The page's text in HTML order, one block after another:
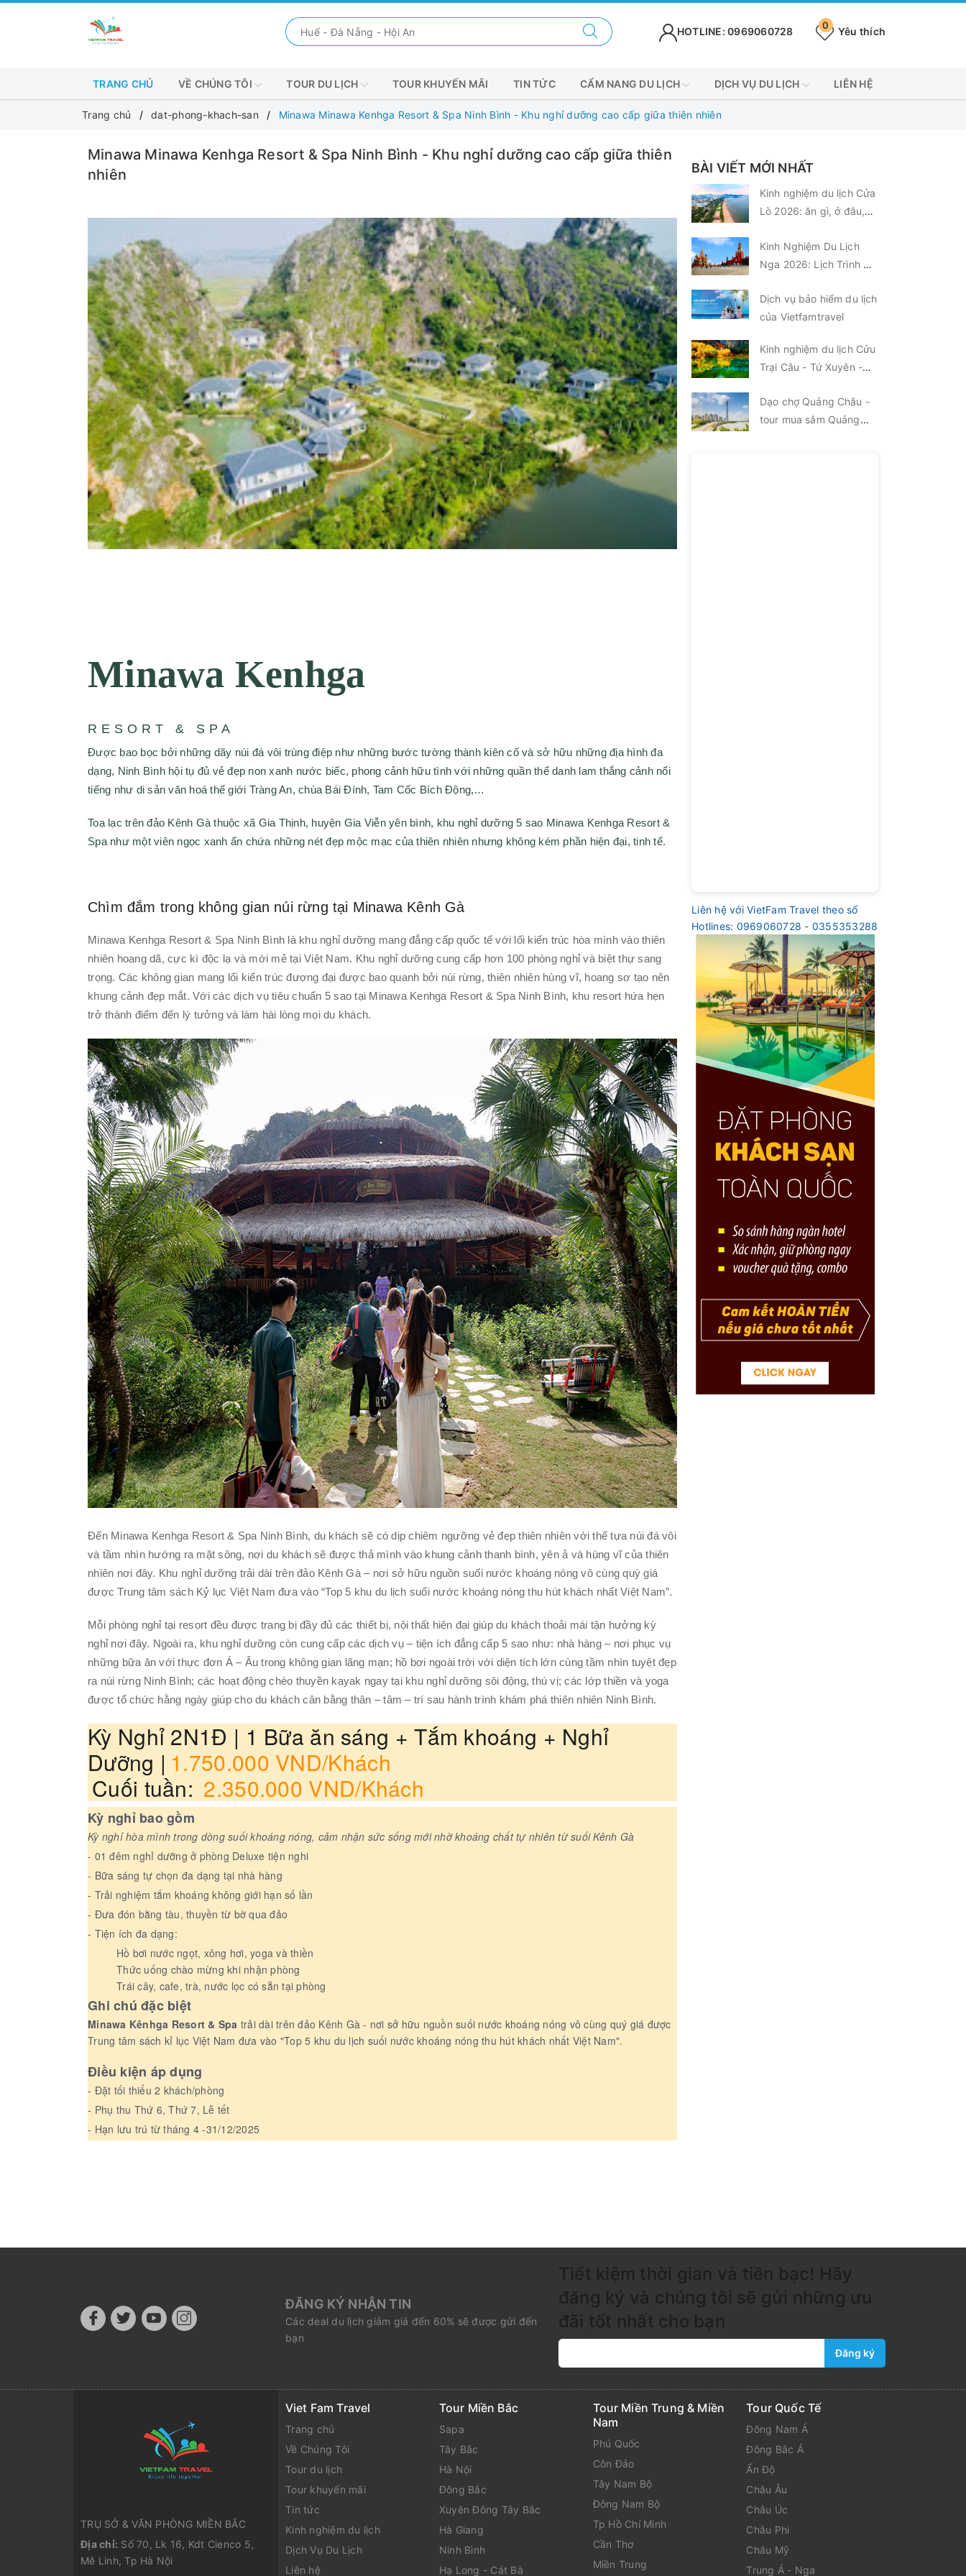
Yêu thích
0
HOTLINE: 0969060728
TRANG CHỦ VỀ CHÚNG TÔI TOUR DU LỊCH TOUR KHUYẾN MÃI TIN TỨC CẨM NANG DU LỊCH DỊCH VỤ DU LỊCH LIÊN HỆ
Trang chủ dat-phong-khach-san Minawa Minawa Kenhga Resort & Spa Ninh Bình - Khu nghỉ dưỡng cao cấp giữa thiên nhiên
Minawa Minawa Kenhga Resort & Spa Ninh Bình - Khu nghỉ dưỡng cao cấp giữa thiên
nhiên
Minawa Kenhga
RESORT & SPA
Được bao bọc bởi những dãy núi đá vôi trùng điệp như những bước tường thành kiên cố và sở hữu những địa hình đa
dạng, Ninh Bình hội tụ đủ vẻ đẹp non xanh nước biếc, phong cảnh hữu tình với những quần thể danh lam thắng cảnh nổi
tiếng như di sản văn hoá thế giới Tràng An, chùa Bái Đính, Tam Cốc Bích Động,…
Toạ lạc trên đảo Kênh Gà thuộc xã Gia Thịnh, huyện Gia Viễn yên bình, khu nghỉ dưỡng 5 sao Minawa Kenhga Resort &
Spa như một viên ngọc xanh ẩn chứa những nét đẹp mộc mạc của thiên nhiên nhưng không kém phần hiện đại, tinh tế.
Chìm đắm trong không gian núi rừng tại Minawa Kênh Gà
Minawa Kenhga Resort & Spa Ninh Bình là khu nghỉ dưỡng mang đẳng cấp quốc tế với lối kiến trúc hòa mình vào thiên
nhiên hoang dã, cực kì độc lạ và mới mẻ tại Việt Nam. Khu nghỉ dưỡng cung cấp hơn 100 phòng nghỉ và biệt thự sang
trọng. Các không gian mang lối kiến trúc đương đại được bao quanh bởi núi rừng, thiên nhiên hùng vĩ, hoang sơ tạo nên
khung cảnh đẹp mắt. Với các dịch vụ tiêu chuẩn 5 sao tại Minawa Kenhga Resort & Spa Ninh Bình, khu resort hứa hẹn
trở thành điểm đến lý tưởng và làm hài lòng mọi du khách.
Đến Minawa Kenhga Resort & Spa Ninh Bình, du khách sẽ có dịp chiêm ngưỡng vẻ đẹp thiên nhiên với thế tựa núi đá vôi
và tầm nhìn hướng ra mặt sông, nơi du khách sẽ được thả mình vào khung cảnh thanh bình, yên ả và hùng vĩ của thiên
nhiên nơi đây. Khu nghỉ dưỡng trải dài trên đảo Kênh Gà – nơi sở hữu nguồn suối nước khoáng nóng vô cùng quý giá
được Trung tâm sách Kỷ lục Việt Nam đưa vào “Top 5 khu du lịch suối nước khoáng nóng thu hút khách nhất Việt Nam”.
Mỗi phòng nghỉ tại resort đều được trang bị đầy đủ các thiết bị, nội thất hiện đại giúp du khách thoải mái tận hưởng kỳ
nghỉ nơi đây. Ngoài ra, khu nghỉ dưỡng còn cung cấp các dịch vụ – tiện ích đẳng cấp 5 sao như: nhà hàng – nơi phục vụ
những bữa ăn với thực đơn Á – Âu trong không gian lãng mạn; hồ bơi ngoài trời với diện tích lớn cùng tầm nhìn tuyệt đẹp
ra núi rừng Ninh Bình; các hoạt động chèo thuyền kayak ngay tại khu nghỉ dưỡng sôi động, thú vị; các lớp thiền và yoga
được tổ chức hằng ngày giúp cho du khách cân bằng thân – tâm – trí sau hành trình khám phá thiên nhiên Ninh Bình.
Kỳ Nghỉ 2N1Đ | 1 Bữa ăn sáng + Tắm khoáng + Nghỉ
Dưỡng | 1.750.000 VND/Khách
Cuối tuần: 2.350.000 VND/Khách
Kỳ nghỉ bao gồm
Kỳ nghỉ hòa mình trong dòng suối khoáng nóng, cảm nhận sức sống mới nhờ khoáng chất tự nhiên từ suối Kênh Gà
- 01 đêm nghỉ dưỡng ở phòng Deluxe tiện nghi
- Bữa sáng tự chọn đa dạng tại nhà hàng
- Trải nghiệm tắm khoáng không giới hạn số lần
- Đưa đón bằng tàu, thuyền từ bờ qua đảo
- Tiện ích đa dạng:
Hồ bơi nước ngọt, xông hơi, yoga và thiền
Thức uống chào mừng khi nhận phòng
Trái cây, cafe, trà, nước lọc có sẵn tại phòng
Ghi chú đặc biệt
Minawa Kênhga Resort & Spa trải dài trên đảo Kênh Gà - nơi sở hữu nguồn suối nước khoáng nóng vô cùng quý giá được
Trung tâm sách kỉ lục Việt Nam đưa vào "Top 5 khu du lịch suối nước khoáng nóng thu hút khách nhất Việt Nam".
Điều kiện áp dụng
- Đặt tối thiểu 2 khách/phòng
- Phụ thu Thứ 6, Thứ 7, Lễ tết
- Hạn lưu trú từ tháng 4 -31/12/2025
BÀI VIẾT MỚI NHẤT
Kinh nghiệm du lịch Cửa
Lò 2026: ăn gì, ở đâu,
Kinh Nghiệm Du Lịch
Nga 2026: Lịch Trình &
Dịch vụ bảo hiểm du lịch
của Vietfamtravel
Kinh nghiệm du lịch Cửu
Trại Câu - Tứ Xuyên -
Dạo chợ Quảng Châu -
tour mua sắm Quảng
Liên hệ với VietFam Travel theo số
Hotlines: 0969060728 - 0355353288
ĐĂNG KÝ NHẬN TIN
Các deal du lịch giảm giá đến 60% sẽ được gửi đến
bạn
Tiết kiệm thời gian và tiền bạc! Hãy
đăng ký và chúng tôi sẽ gửi những ưu
đãi tốt nhất cho bạn
Đăng ký
TRỤ SỞ & VĂN PHÒNG MIỀN BẮC
Địa chỉ: Số 70, Lk 16, Kdt Cienco 5,
Mê Linh, Tp Hà Nội
Viet Fam Travel
Trang chủ
Về Chúng Tôi
Tour du lịch
Tour khuyến mãi
Tin tức
Kinh nghiệm du lịch
Dịch Vụ Du Lịch
Liên hệ
Tour Miền Bắc
Sapa
Tây Bắc
Hà Nội
Đông Bắc
Xuyên Đông Tây Bắc
Hà Giang
Ninh Bình
Hạ Long - Cát Bà
Tour Miền Trung & Miền
Nam
Phú Quốc
Côn Đảo
Tây Nam Bộ
Đông Nam Bộ
Tp Hồ Chí Minh
Cần Thơ
Miền Trung
Tour Quốc Tế
Đông Nam Á
Đông Bắc Á
Ấn Độ
Châu Âu
Châu Úc
Châu Phi
Châu Mỹ
Trung Á - Nga